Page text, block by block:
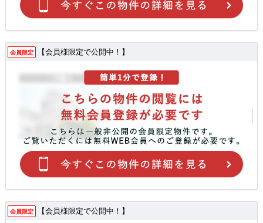
会員限定 【会員様限定で公開中！】
会員限定 【会員様限定で公開中！】